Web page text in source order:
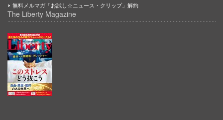
無料メルマガ「お試し☆ニュース・クリップ」解約
The Liberty Magazine